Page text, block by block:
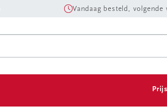
Vandaag besteld, volgende